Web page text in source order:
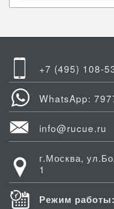
+7 (495) 108-
WhatsApp:
info@rucue.ru
г.Москва,
1
Режим работы: